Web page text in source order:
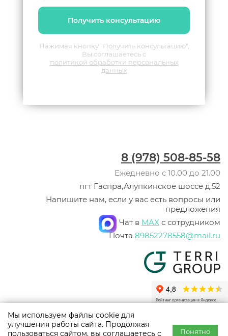
Получить консультацию
Нажимая кнопку "Получить консультацию",
Вы соглашаетесь с
политикой обработки персональных
данных
© ООО «Терри Групп», 2003 -
Политика конфиденциальности
8 (978) 508-85-58
Ежедневно с 10.00 до 21.00
пгт Гаспра,Алупкинское шоссе д.52
Напишите нам, если у вас есть вопросы или
предложения
Чат в MAX с сотрудником
Почта 89852278558@mail.ru
Мы используем файлы cookie для
улучшения работы сайта. Продолжая
пользоваться сайтом, вы соглашаетесь с
Понятно